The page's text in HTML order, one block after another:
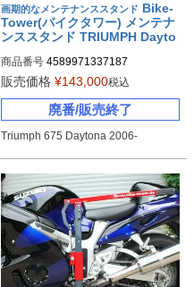
画期的なメンテナンススタンド Bike-
Tower(バイクタワー) メンテナ
ンススタンド TRIUMPH Dayto
商品番号 4589971337187
販売価格 ¥143,000税込
廃番/販売終了
Triumph 675 Daytona 2006-